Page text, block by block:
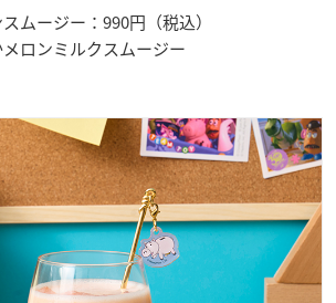
ムージー：990円（税込）
ロンミルクスムージー